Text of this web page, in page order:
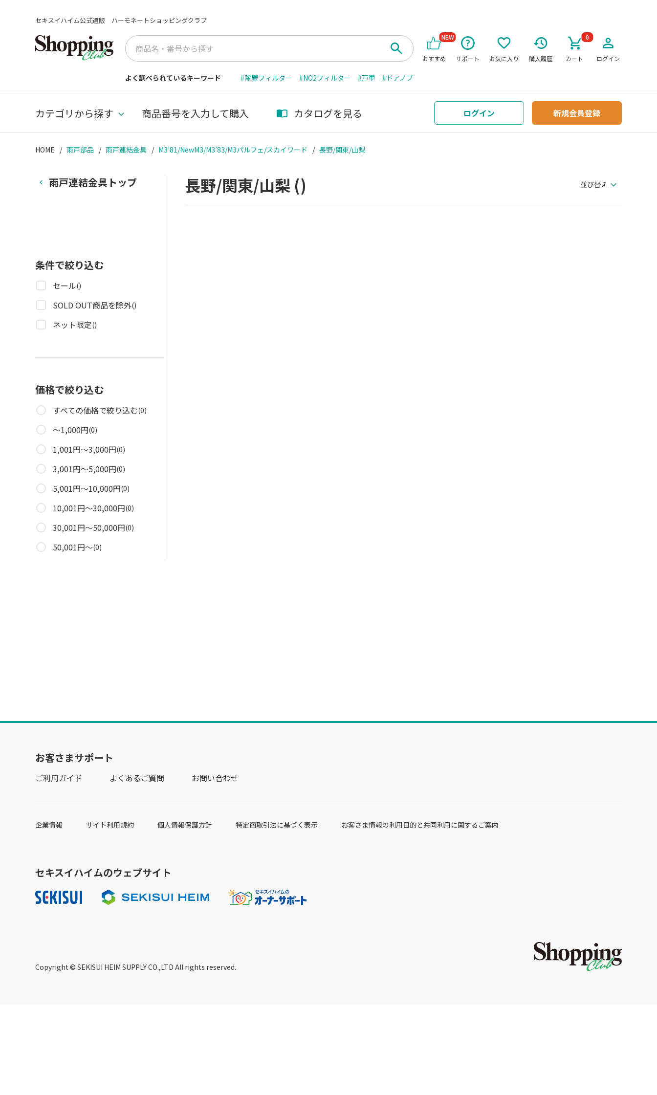
セキスイハイム公式通販 ハーモネートショッピングクラブ
おすすめ
NEW
サポート お気に入り 購入履歴 カート
0
ログイン
よく調べられているキーワード #除塵フィルター #NO2フィルター #戸車 #ドアノブ
カテゴリから探す 商品番号を入力して購入 カタログを見る ログイン 新規会員登録
HOME 雨戸部品 雨戸連結金具 M3’81/NewM3/M3’83/M3パルフェ/スカイワード 長野/関東/山梨
長野/関東/山梨 () 並び替え
雨戸連結金具トップ
条件で絞り込む
セール()
SOLD OUT商品を除外()
ネット限定()
価格で絞り込む
すべての価格で絞り込む(0)
～1,000円(0)
1,001円～3,000円(0)
3,001円～5,000円(0)
5,001円～10,000円(0)
10,001円～30,000円(0)
30,001円～50,000円(0)
50,001円～(0)
お客さまサポート
ご利用ガイド よくあるご質問 お問い合わせ
企業情報 サイト利用規約 個人情報保護方針 特定商取引法に基づく表示 お客さま情報の利用目的と共同利用に関するご案内
セキスイハイムのウェブサイト
Copyright © SEKISUI HEIM SUPPLY CO.,LTD All rights reserved.